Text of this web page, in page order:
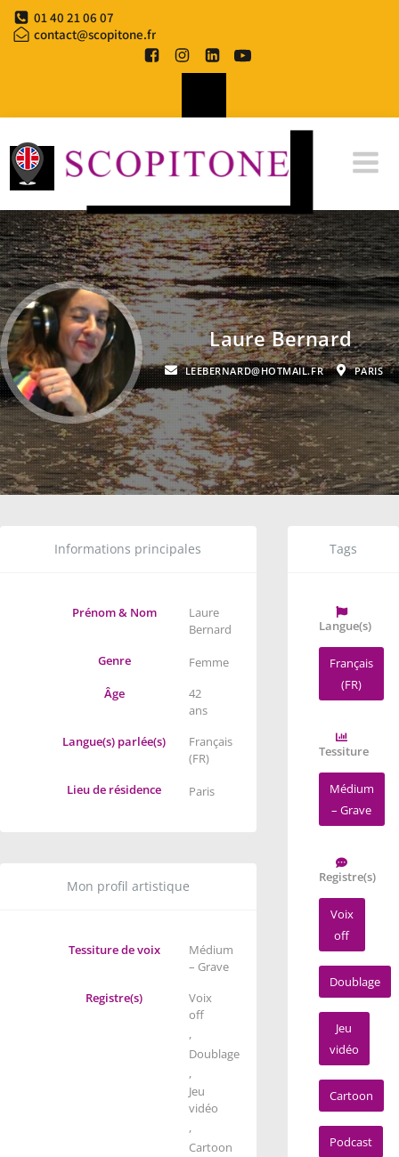
01 40 21 06 07
contact@scopitone.fr
Laure Bernard
LEEBERNARD@HOTMAIL.FR PARIS
Informations principales
Prénom & Nom
Laure
Bernard
Genre
Femme
Âge
42
ans
Langue(s) parlée(s)
Français
(FR)
Lieu de résidence
Paris
Mon profil artistique
Tessiture de voix
Médium
– Grave
Registre(s)
Voix
off
,
Doublage
,
Jeu
vidéo
,
Cartoon
Tags
Langue(s)
Français
(FR)
Tessiture
Médium
– Grave
Registre(s)
Voix
off
Doublage
Jeu
vidéo
Cartoon
Podcast